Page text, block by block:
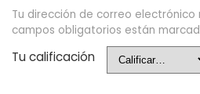
Tu dirección de correo electrónico
campos obligatorios están
Tu calificación